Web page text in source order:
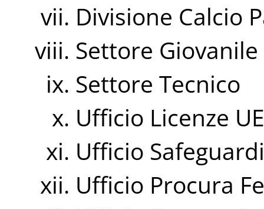
Divisione Calcio
Settore
Settore Tecnico
Ufficio Licenze
Ufficio
Ufficio Procura